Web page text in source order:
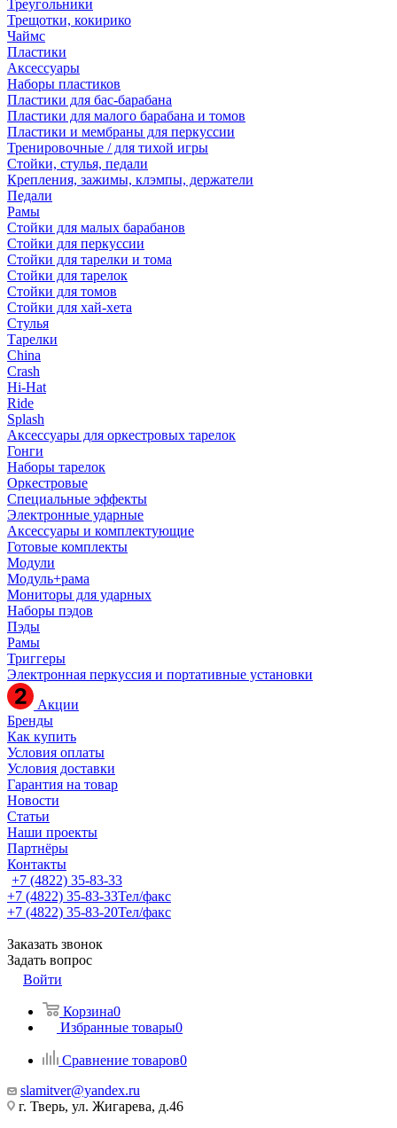
Треугольники
Трещотки, кокирико
Чаймс
Пластики
Аксессуары
Наборы пластиков
Пластики для бас-барабана
Пластики для малого барабана и томов
Пластики и мембраны для перкуссии
Тренировочные / для тихой игры
Стойки, стулья, педали
Крепления, зажимы, клэмпы, держатели
Педали
Рамы
Стойки для малых барабанов
Стойки для перкуссии
Стойки для тарелки и тома
Стойки для тарелок
Стойки для томов
Стойки для хай-хета
Стулья
Тарелки
China
Crash
Hi-Hat
Ride
Splash
Аксессуары для оркестровых тарелок
Гонги
Наборы тарелок
Оркестровые
Специальные эффекты
Электронные ударные
Аксессуары и комплектующие
Готовые комплекты
Модули
Модуль+рама
Мониторы для ударных
Наборы пэдов
Пэды
Рамы
Триггеры
Электронная перкуссия и портативные установки
Акции
Бренды
Как купить
Условия оплаты
Условия доставки
Гарантия на товар
Новости
Статьи
Наши проекты
Партнёры
Контакты
+7 (4822) 35-83-33
+7 (4822) 35-83-33Тел/факс
+7 (4822) 35-83-20Тел/факс
Заказать звонок
Задать вопрос
Войти
Корзина0
Избранные товары0
Сравнение товаров0
slamitver@yandex.ru
г. Тверь, ул. Жигарева, д.46